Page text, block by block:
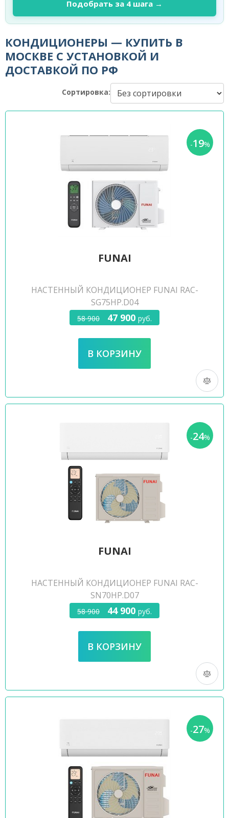
Подобрать за 4 шага →
КОНДИЦИОНЕРЫ — КУПИТЬ В
МОСКВЕ С УСТАНОВКОЙ И
ДОСТАВКОЙ ПО РФ
Сортировка:
-19%
FUNAI
НАСТЕННЫЙ КОНДИЦИОНЕР FUNAI RAC-
SG75HP.D04
58 900 47 900 руб.
-24%
FUNAI
НАСТЕННЫЙ КОНДИЦИОНЕР FUNAI RAC-
SN70HP.D07
58 900 44 900 руб.
-27%